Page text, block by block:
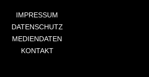
IMPRESSUM
DATENSCHUTZ
MEDIENDATEN
KONTAKT